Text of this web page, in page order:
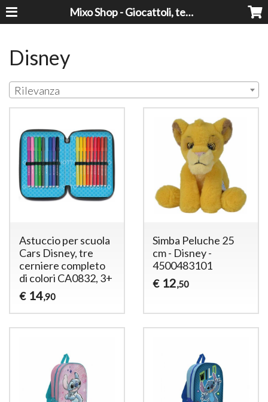
Mixo Shop - Giocattoli, tecnologia, casa e giardino a prezzi super!
Disney
Rilevanza
Astuccio per scuola
Cars Disney, tre
cerniere completo
di colori CA0832, 3+
€ 14,90
Simba Peluche 25
cm - Disney -
4500483101
€ 12,50